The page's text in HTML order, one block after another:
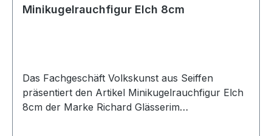
Minikugelrauchfigur Elch 8cm
Das Fachgeschäft Volkskunst aus Seiffen
präsentiert den Artikel Minikugelrauchfigur Elch
8cm der Marke Richard Glässerim